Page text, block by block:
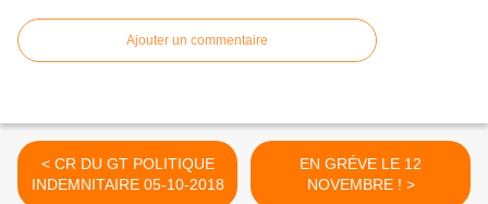
Ajouter un commentaire
< CR DU GT POLITIQUE
INDEMNITAIRE 05-10-2018
EN GRÉVE LE 12
NOVEMBRE ! >